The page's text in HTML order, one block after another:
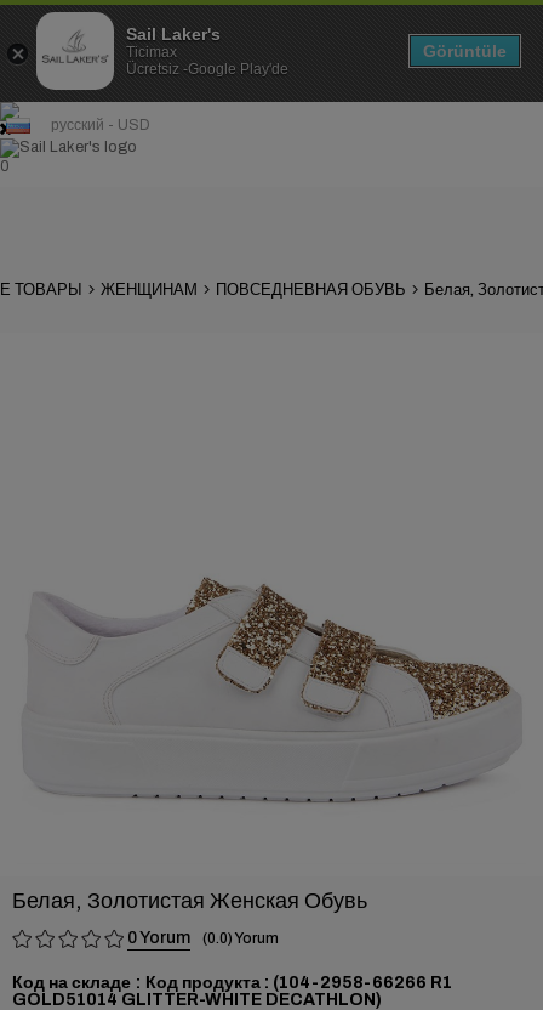
русский - USD
0
ТОВАРЫ ЖЕНЩИНАМ ПОВСЕДНЕВНАЯ ОБУВЬ
Белая, Золотистая Женская Обувь
0 0.0
Код на складе
(104-2958-66266 R1
GOLD51014 GLITTER-WHITE DECATHLON)
Sail Laker's
Ticimax
Ücretsiz -Google Play'de
Görüntüle